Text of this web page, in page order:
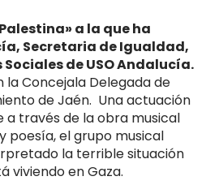
a la que ha
Secretaria de Igualdad,
de USO Andalucía.
Concejala Delegada de
de Jaén. Una actuación
a través de la obra musical
poesía, el grupo musical
la terrible situación
viviendo en Gaza.